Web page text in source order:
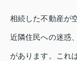
相続した不動産が
近隣住民への迷惑
があります。これ